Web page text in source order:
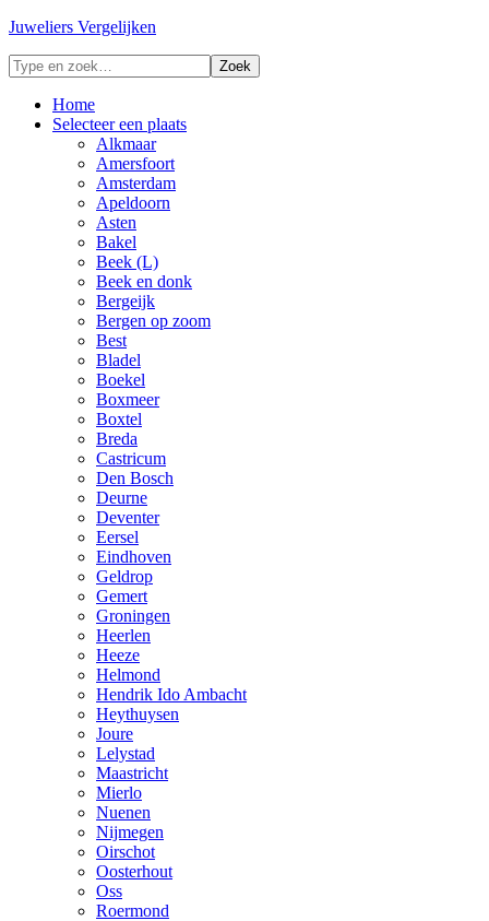
Juweliers Vergelijken
Home
Selecteer een plaats
Alkmaar
Amersfoort
Amsterdam
Apeldoorn
Asten
Bakel
Beek (L)
Beek en donk
Bergeijk
Bergen op zoom
Best
Bladel
Boekel
Boxmeer
Boxtel
Breda
Castricum
Den Bosch
Deurne
Deventer
Eersel
Eindhoven
Geldrop
Gemert
Groningen
Heerlen
Heeze
Helmond
Hendrik Ido Ambacht
Heythuysen
Joure
Lelystad
Maastricht
Mierlo
Nuenen
Nijmegen
Oirschot
Oosterhout
Oss
Roermond